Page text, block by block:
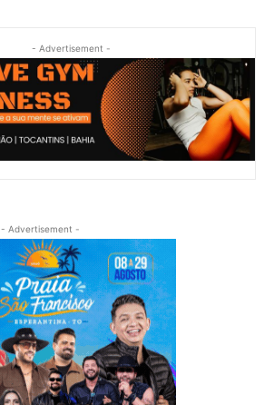
- Advertisement -
- Advertisement -